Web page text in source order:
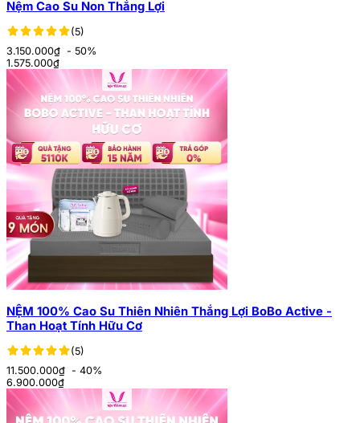
Nệm Cao Su Non Thắng Lợi
(5)
3.150.000₫ - 50%
1.575.000₫
NỆM 100% Cao Su Thiên Nhiên Thắng Lợi BoBo Active -
Than Hoạt Tính Hữu Cơ
(5)
11.500.000₫ - 40%
6.900.000₫